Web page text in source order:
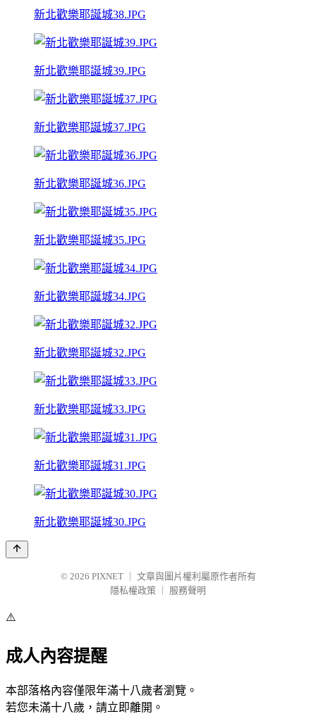
新北歡樂耶誕城38.JPG
新北歡樂耶誕城39.JPG
新北歡樂耶誕城37.JPG
新北歡樂耶誕城36.JPG
新北歡樂耶誕城35.JPG
新北歡樂耶誕城34.JPG
新北歡樂耶誕城32.JPG
新北歡樂耶誕城33.JPG
新北歡樂耶誕城31.JPG
新北歡樂耶誕城30.JPG
© 2026 PIXNET
文章與圖片權利屬原作者所有
隱私權政策
服務聲明
⚠️
成人內容提醒
本部落格內容僅限年滿十八歲者瀏覽。
若您未滿十八歲，請立即離開。